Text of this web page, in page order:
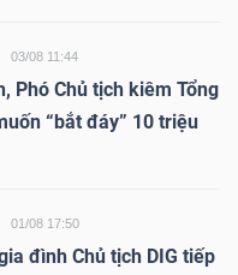
03/08 11:44
Phó Chủ tịch kiêm Tổng
“bắt đáy” 10 triệu
01/08 17:50
đình Chủ tịch DIG tiếp